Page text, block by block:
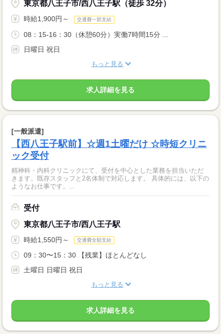
東京都八王子市/西八王子駅（徒歩 32分）
時給1,900円～ 交通費一部支給
08：15-16：30（休憩60分）実働7時間15分 ...
日曜日 祝日
もっと見る
求人詳細を見る
[一般派遣]
【西八王子駅前】☆週1土曜だけ ☆時短クリニ
ック受付
精神科・内科クリニックにて、受付を中心とした業務を担当いただ
きます。既存スタッフと2名体制で対応します。 具体的には、以下の
ようなお仕事です。...
受付
東京都八王子市/西八王子駅
時給1,550円～ 交通費全額支給
09：30〜15：30 【残業】ほとんどなし
土曜日 日曜日 祝日
もっと見る
求人詳細を見る